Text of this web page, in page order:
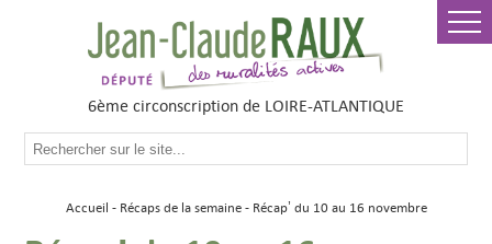
6ème circonscription de LOIRE-ATLANTIQUE
Accueil Récaps de la semaine Récap’ du 10 au 16 novembre